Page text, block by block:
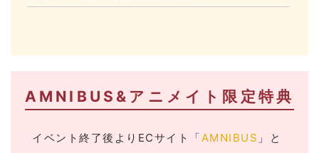
AMNIBUS&アニメイト限定特典
イベント終了後よりECサイト「AMNIBUS 」と